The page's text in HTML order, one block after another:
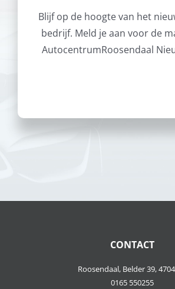
Blijf op de hoogte van het
bedrijf. Meld je aan voor de
AutocentrumRoosendaal
CONTACT
Roosendaal, Belder 39,
0165 550255